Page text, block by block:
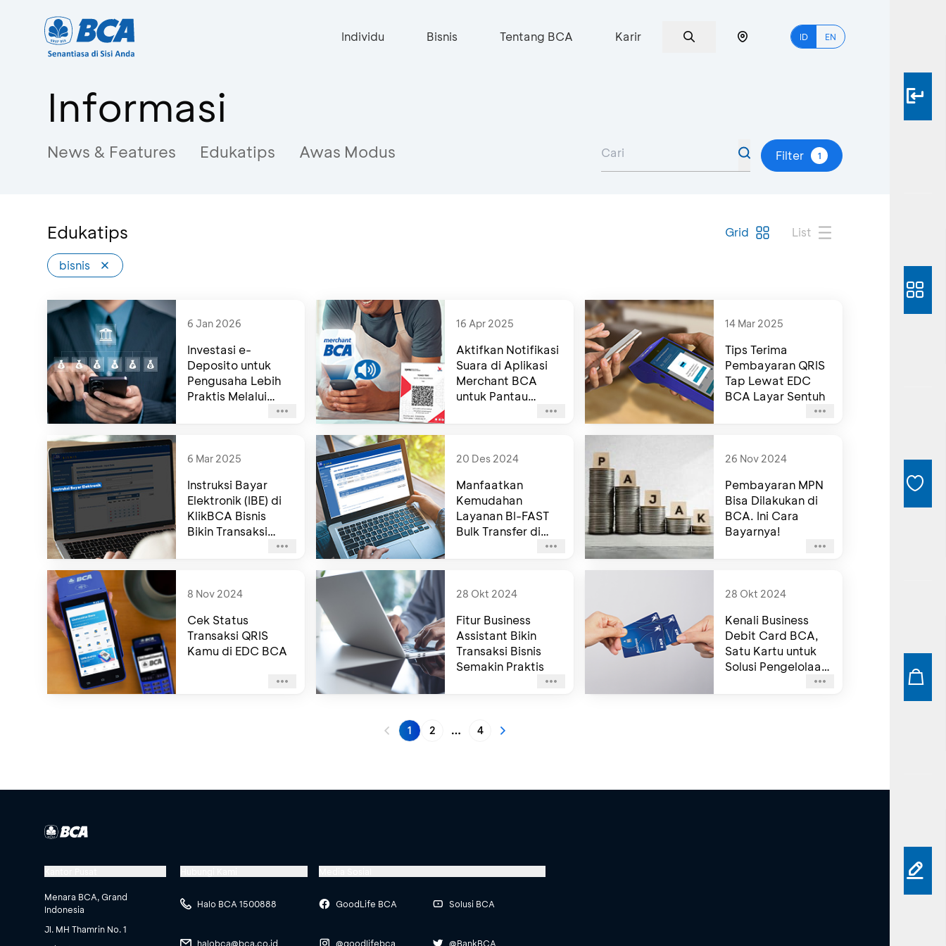
Individu Bisnis Tentang BCA Karir ID EN
Informasi
News & Features Edukatips Awas Modus Filter 1
Edukatips Grid List
bisnis
6 Jan 2026
Investasi e-
Deposito untuk
Pengusaha Lebih
Praktis Melalui
16 Apr 2025
Aktifkan Notifikasi
Suara di Aplikasi
Merchant BCA
untuk Pantau
14 Mar 2025
Tips Terima
Pembayaran QRIS
Tap Lewat EDC
BCA Layar Sentuh
6 Mar 2025
Instruksi Bayar
Elektronik (IBE) di
KlikBCA Bisnis
Bikin Transaksi
20 Des 2024
Manfaatkan
Kemudahan
Layanan BI-FAST
Bulk Transfer di
KlikBCA Bisnis dan
26 Nov 2024
Pembayaran MPN
Bisa Dilakukan di
BCA. Ini Cara
Bayarnya!
8 Nov 2024
Cek Status
Transaksi QRIS
Kamu di EDC BCA
28 Okt 2024
Fitur Business
Assistant Bikin
Transaksi Bisnis
Semakin Praktis
28 Okt 2024
Kenali Business
Debit Card BCA,
Satu Kartu untuk
Solusi Pengelolaan
1 2 More pages
4
Menara BCA, Grand
Indonesia
Jl. MH Thamrin No. 1
Halo BCA 1500888
halobca@bca.co.id
GoodLife BCA
@goodlifebca
Solusi BCA
@BankBCA